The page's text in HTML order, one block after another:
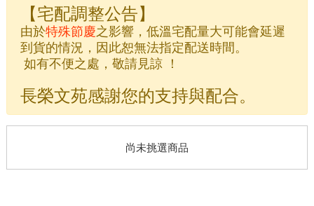
【宅配調整公告】
由於特殊節慶之影響，低溫宅配量大可能會延遲
到貨的情況，因此恕無法指定配送時間。
如有不便之處，敬請見諒 ！
長榮文苑感謝您的支持與配合。
尚未挑選商品